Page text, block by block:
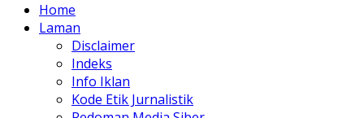
Home
Laman
Disclaimer
Indeks
Info Iklan
Kode Etik Jurnalistik